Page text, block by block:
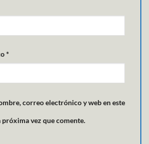
*
correo electrónico y web en este
próxima vez que comente.